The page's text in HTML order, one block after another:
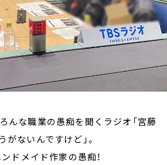
んな職業の愚痴を聞くラジオ「宮藤
ないんですけど」。
ドメイド作家の愚痴！